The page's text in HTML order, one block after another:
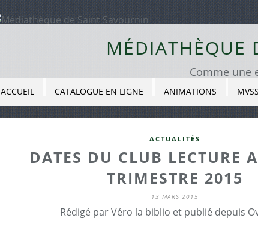
MÉDIATHÈQUE
Comme une
ACCUEIL CATALOGUE EN LIGNE ANIMATIONS MVSS
ACTUALITÉS
DATES DU CLUB LECTURE
TRIMESTRE 2015
13 MARS 2015
Rédigé par Véro la biblio et publié depuis